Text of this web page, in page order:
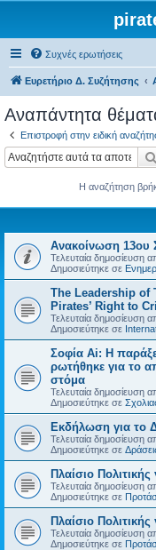
Συχνές ερωτήσεις
Ευρετήριο Δ. Συζήτησης
Αναπάντητα
Επιστροφή στην ειδική
Η αναζήτηση
Ανακοίνωση 13ου
Τελευταία δημοσίευση
Δημοσιεύτηκε σε
The Leadership of
Pirates’ Right to
Τελευταία δημοσίευση
Δημοσιεύτηκε σε
Σοφία Ai: Η
ρωτήθηκε για το
στόμα
Τελευταία δημοσίευση
Δημοσιεύτηκε σε
Εκδήλωση για το
Τελευταία δημοσίευση
Δημοσιεύτηκε σε
Πλαίσιο
Τελευταία δημοσίευση
Δημοσιεύτηκε σε
Πλαίσιο
Τελευταία δημοσίευση
Δημοσιεύτηκε σε